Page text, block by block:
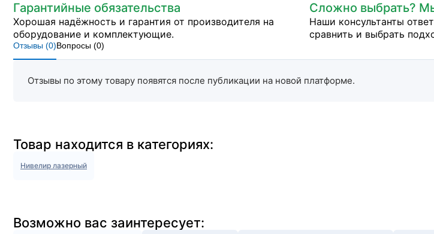
Гарантийные обязательства
Хорошая надёжность и гарантия от производителя на
оборудование и комплектующие.
Сложно выбрать?
Наши консультанты
сравнить и выбрать
Отзывы (0)Вопросы (0)
Отзывы по этому товару появятся после публикации на новой платформе.
Товар находится в категориях:
Нивелир лазерный
Возможно вас заинтересует: